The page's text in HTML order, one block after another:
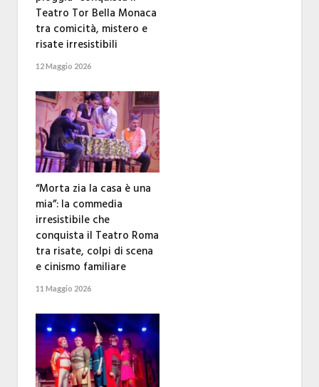
Teatro Tor Bella Monaca
tra comicità, mistero e
risate irresistibili
12 Maggio 2026
“Morta zia la casa è una
mia”: la commedia
irresistibile che
conquista il Teatro Roma
tra risate, colpi di scena
e cinismo familiare
11 Maggio 2026